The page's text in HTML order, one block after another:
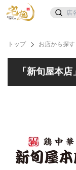
トップ お店から探す
「新旬屋本